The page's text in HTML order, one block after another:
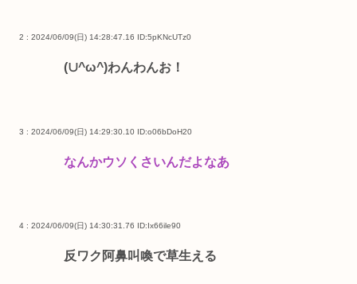
2 : 2024/06/09(日) 14:28:47.16 ID:5pKNcUTz0
(∪^ω^)わんわんお！
3 : 2024/06/09(日) 14:29:30.10 ID:o06bDoH20
なんかウソくさいんだよなあ
4 : 2024/06/09(日) 14:30:31.76 ID:Ix66ile90
反ワク阿鼻叫喚で草生える